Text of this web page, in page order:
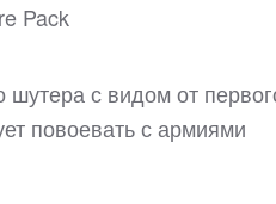
Pack
с видом от
повоевать с армиями